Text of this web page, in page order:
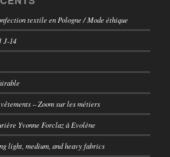
textile en Pologne / Mode éthique
J-14
– Zoom sur les métiers
Yvonne Forclaz à Evolène
light, medium, and heavy fabrics